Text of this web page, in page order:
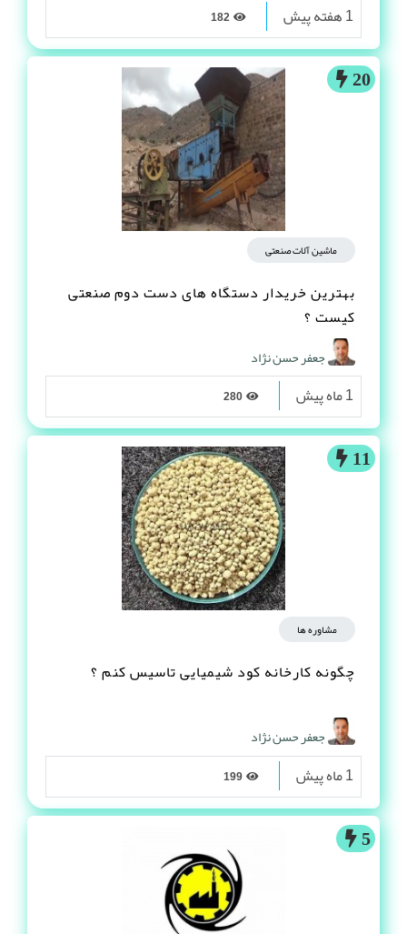
1 هفته پیش
20
ماشین آلات صنعتی
بهترین خریدار دستگاه های دست دوم صنعتی
کیست ؟
جعفر حسن نژاد
1 ماه پیش
11
مشاوره ها
چگونه کارخانه کود شیمیایی تاسیس کنم ؟
جعفر حسن نژاد
1 ماه پیش
5